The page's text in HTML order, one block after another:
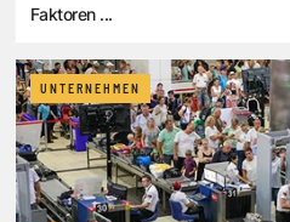
Faktoren ...
UNTERNEHMEN